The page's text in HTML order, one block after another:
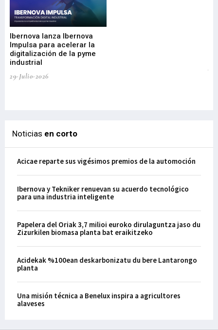
Ibernova lanza Ibernova
Impulsa para acelerar la
digitalización de la pyme
industrial
29-Julio-2026
Noticias en corto
Acicae reparte sus vigésimos premios de la automoción
Ibernova y Tekniker renuevan su acuerdo tecnológico
para una industria inteligente
Papelera del Oriak 3,7 milioi euroko dirulaguntza jaso du
Zizurkilen biomasa planta bat eraikitzeko
Acidekak %100ean deskarbonizatu du bere Lantarongo
planta
Una misión técnica a Benelux inspira a agricultores
alaveses